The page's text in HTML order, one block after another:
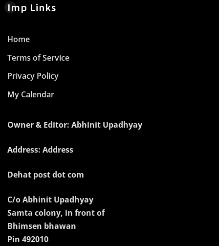
Imp Links
Home
Terms of Service
Privacy Policy
My Calendar
Owner & Editor: Abhinit Upadhyay
Address: Address
Dehat post dot com
C/o Abhinit Upadhyay
Samta colony, in front of
Bhimsen bhawan
Pin 492010